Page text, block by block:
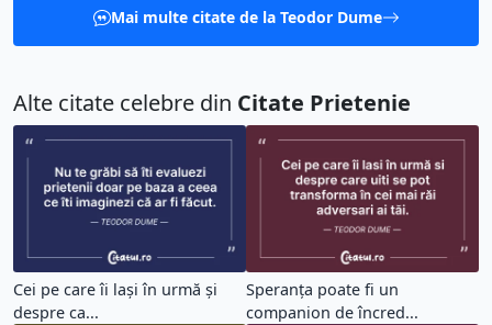
Mai multe citate de la Teodor Dume
Alte citate celebre din Citate Prietenie
Cei pe care îi lași în urmă și
despre ca...
Speranța poate fi un
companion de încred...